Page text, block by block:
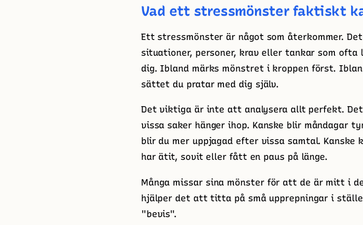
Vad ett stressmönster faktiskt
Ett stressmönster är något som återkommer.
situationer, personer, krav eller tankar som
dig. Ibland märks mönstret i kroppen först.
sättet du pratar med dig själv.
Det viktiga är inte att analysera allt perfekt.
vissa saker hänger ihop. Kanske blir måndagar
blir du mer uppjagad efter vissa samtal. Kanske
har ätit, sovit eller fått en paus på länge.
Många missar sina mönster för att de är mitt i
hjälper det att titta på små upprepningar i
"bevis".